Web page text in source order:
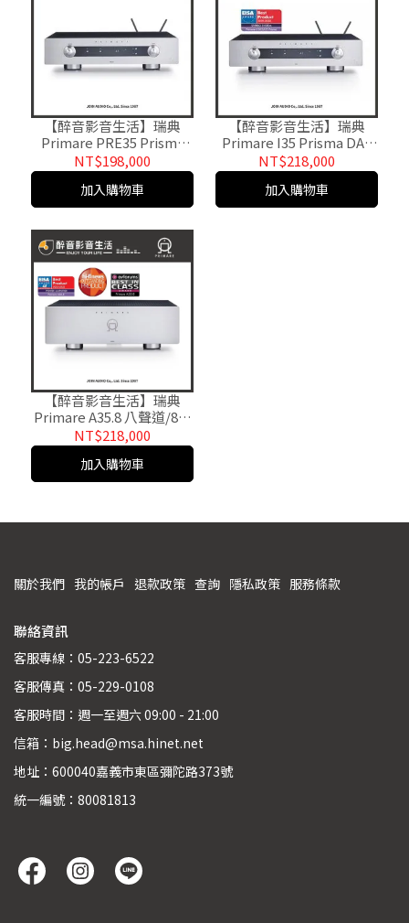
【醉音影音生活】瑞典
Primare PRE35 Prisma
DAC網路串流前級擴大機.
台灣公司貨
NT$198,000
加入購物車
【醉音影音生活】瑞典
Primare I35 Prisma DAC
網路串流綜合擴大機.台灣
公司貨
NT$218,000
加入購物車
【醉音影音生活】瑞典
Primare A35.8 八聲道/8聲
道/8CH後級擴大機.台灣公
司貨
NT$218,000
加入購物車
關於我們 我的帳戶 退款政策 查詢 隱私政策 服務條款
聯絡資訊
客服專線：05-223-6522
客服傳真：05-229-0108
客服時間：週一至週六 09:00 - 21:00
信箱：big.head@msa.hinet.net
地址：600040嘉義市東區彌陀路373號
統一編號：80081813